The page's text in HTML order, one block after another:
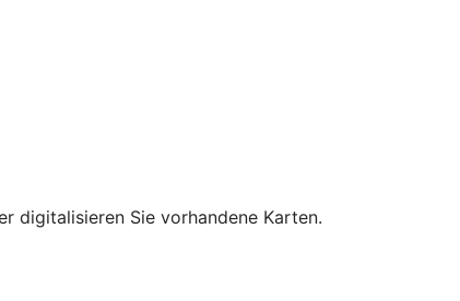
digitalisieren Sie vorhandene Karten.